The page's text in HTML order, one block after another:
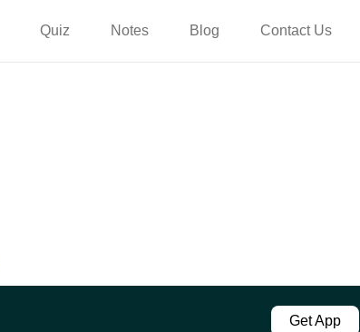
Quiz Notes Blog Contact Us
Get App